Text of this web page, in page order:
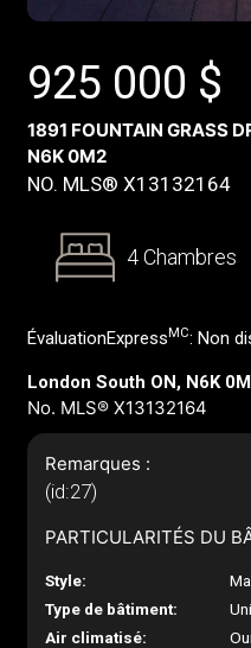
925 000 $
1891 FOUNTAIN GRASS
N6K 0M2
NO. MLS® X13132164
4 Chambres
ÉvaluationExpress MC: Non
London South ON, N6K
No. MLS® X13132164
Remarques :
(id:27)
PARTICULARITÉS DU
Style:
Type de bâtiment:
Air climatisé: